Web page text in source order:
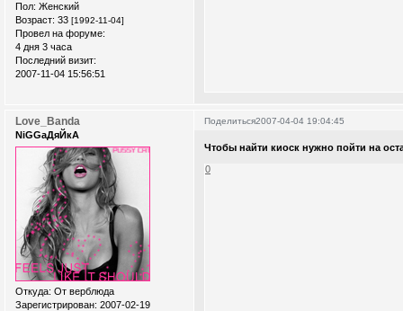
Пол: Женский
Возраст: 33 [1992-11-04]
Провел на форуме:
4 дня 3 часа
Последний визит:
2007-11-04 15:56:51
Поделиться2007-04-04 19:04:45
Love_Banda
NiGGaДяЙкА
Откуда: От верблюда
Зарегистрирован: 2007-02-19
Чтобы найти киоск нужно пойти на
0